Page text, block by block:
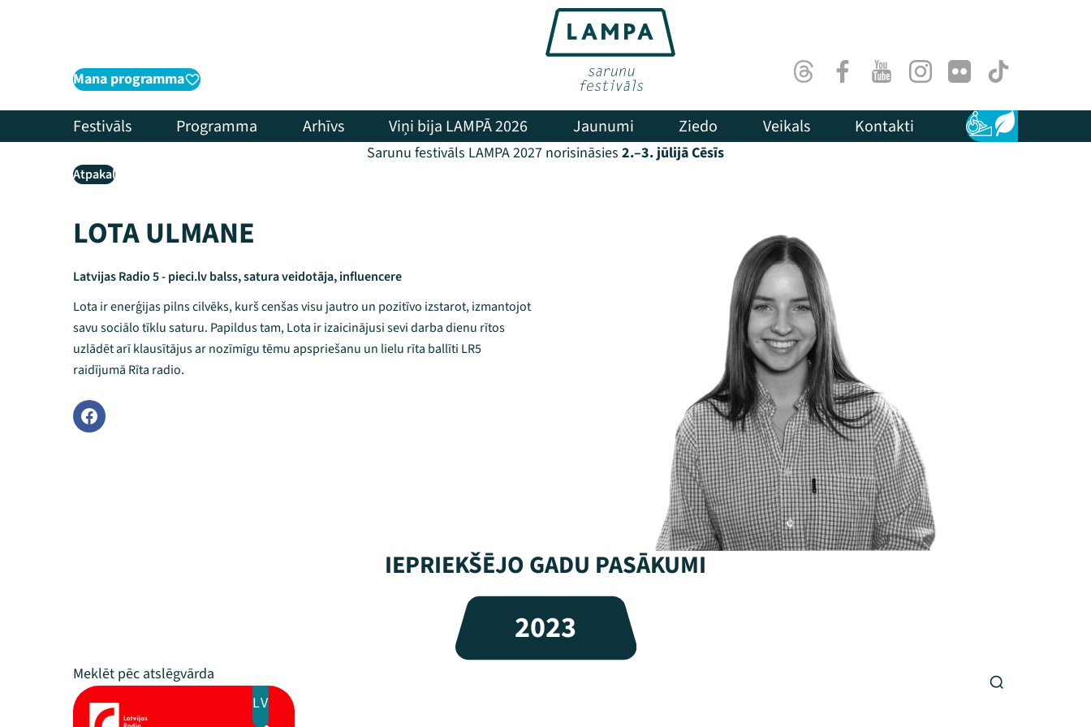
Mana programma ThreadsFacebookYoutubeInstagram
Flick TikTok
Festivāls Programma Arhīvs Viņi bija LAMPĀ 2026 Jaunumi Ziedo Veikals Kontakti Pieejamība
Ilgtspēja
Sarunu festivāls LAMPA 2027 norisināsies 2.–3. jūlijā Cēsīs
Atpakaļ
LOTA ULMANE
Latvijas Radio 5 - pieci.lv balss, satura veidotāja, influencere
Lota ir enerģijas pilns cilvēks, kurš cenšas visu jautro un pozitīvo izstarot, izmantojot
savu sociālo tīklu saturu. Papildus tam, Lota ir izaicinājusi sevi darba dienu rītos
uzlādēt arī klausītājus ar nozīmīgu tēmu apspriešanu un lielu rīta ballīti LR5
raidījumā Rīta radio.
IEPRIEKŠĒJO GADU PASĀKUMI
2023
LV